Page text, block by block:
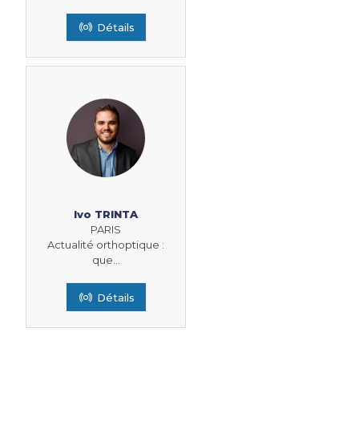
Détails
Ivo TRINTA
PARIS
Actualité orthoptique :
que...
Détails